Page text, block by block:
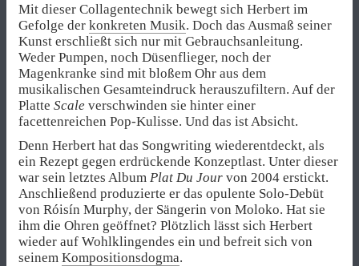
Mit dieser Collagentechnik bewegt sich Herbert im
Gefolge der konkreten Musik. Doch das Ausmaß seiner
Kunst erschließt sich nur mit Gebrauchsanleitung.
Weder Pumpen, noch Düsenflieger, noch der
Magenkranke sind mit bloßem Ohr aus dem
musikalischen Gesamteindruck herauszufiltern. Auf der
Platte Scale verschwinden sie hinter einer
facettenreichen Pop-Kulisse. Und das ist Absicht.
Denn Herbert hat das Songwriting wiederentdeckt, als
ein Rezept gegen erdrückende Konzeptlast. Unter dieser
war sein letztes Album Plat Du Jour von 2004 erstickt.
Anschließend produzierte er das opulente Solo-Debüt
von Róisín Murphy, der Sängerin von Moloko. Hat sie
ihm die Ohren geöffnet? Plötzlich lässt sich Herbert
wieder auf Wohlklingendes ein und befreit sich von
seinem Kompositionsdogma.